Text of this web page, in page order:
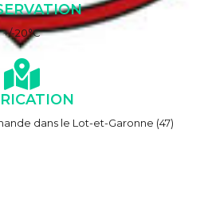
+/-20°C
dans le Lot-et-Garonne (47)